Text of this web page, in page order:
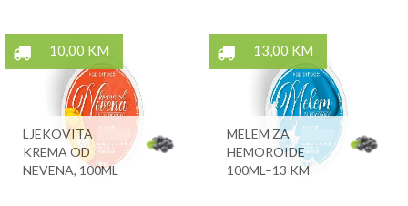
10,00 KM
LJEKOVITA
KREMA OD
NEVENA, 100ML
13,00 KM
MELEM ZA
HEMOROIDE
100ML–13 KM